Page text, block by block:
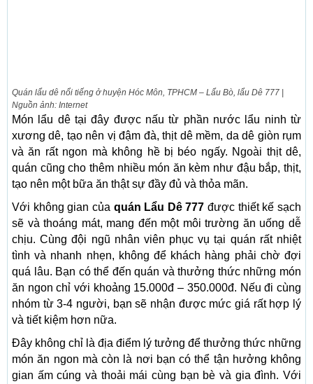
Quán lẩu dê nổi tiếng ở huyện Hóc Môn, TPHCM – Lẩu Bò, lẩu Dê 777 |
Nguồn ảnh: Internet
Món lẩu dê tại đây được nấu từ phần nước lẩu ninh từ
xương dê, tạo nên vị đậm đà, thịt dê mềm, da dê giòn rụm
và ăn rất ngon mà không hề bị béo ngấy. Ngoài thịt dê,
quán cũng cho thêm nhiều món ăn kèm như đậu bắp, thịt,
tạo nên một bữa ăn thật sự đầy đủ và thỏa mãn.
Với không gian của quán Lẩu Dê 777được thiết kế sạch
sẽ và thoáng mát, mang đến một môi trường ăn uống dễ
chịu. Cùng đội ngũ nhân viên phục vụ tại quán rất nhiệt
tình và nhanh nhẹn, không để khách hàng phải chờ đợi
quá lâu. Bạn có thể đến quán và thưởng thức những món
ăn ngon chỉ với khoảng 15.000đ – 350.000đ. Nếu đi cùng
nhóm từ 3-4 người, bạn sẽ nhận được mức giá rất hợp lý
và tiết kiệm hơn nữa.
Đây không chỉ là địa điểm lý tưởng để thưởng thức những
món ăn ngon mà còn là nơi bạn có thể tận hưởng không
gian ấm cúng và thoải mái cùng bạn bè và gia đình. Với